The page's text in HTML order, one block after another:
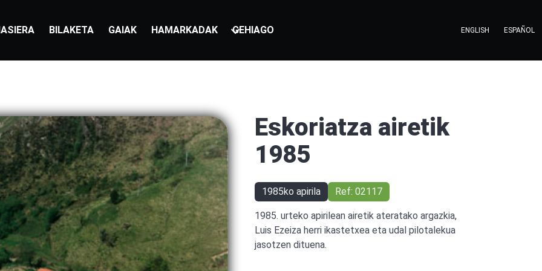
BILAKETA GAIAK HAMARKADAK GEHIAGO ENGLISH ESPAÑOL
Eskoriatza airetik
1985
1985ko apirila Ref: 02117
1985. urteko apirilean airetik ateratako argazkia,
Luis Ezeiza herri ikastetxea eta udal pilotalekua
jasotzen dituena.